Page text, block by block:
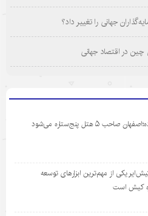
جهانی را تغییر داد؟
چین در اقتصاد جهانی
۵ هتل پنج‌ستاره می‌شود
یکی از مهم‌ترین ابزارهای توسعه
کیش است